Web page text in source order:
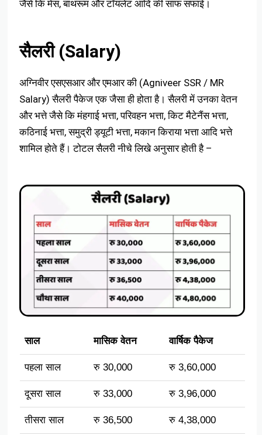
जैसे कि मेस, बाथरूम और टॉयलेट आदि की साफ सफाई।
सैलरी (Salary)
अग्निवीर एसएसआर और एमआर की (Agniveer SSR / MR
Salary) सैलरी पैकेज एक जैसा ही होता है। सैलरी में उनका वेतन
और भत्ते जैसे कि मंहगाई भत्ता, परिवहन भत्ता, किट मैटेनैंस भत्ता,
कठिनाई भत्ता, समुद्री ड्यूटी भत्ता, मकान किराया भत्ता आदि भत्ते
शामिल होते हैं। टोटल सैलरी नीचे लिखे अनुसार होती है –
साल मासिक वेतन वार्षिक पैकेज
पहला साल रु 30,000 रु 3,60,000
दूसरा साल रु 33,000 रु 3,96,000
तीसरा साल रु 36,500 रु 4,38,000